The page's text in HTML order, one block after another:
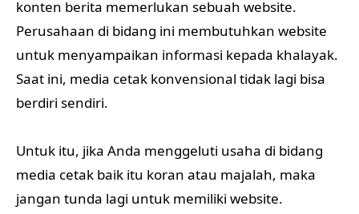
konten berita memerlukan sebuah website.
Perusahaan di bidang ini membutuhkan website
untuk menyampaikan informasi kepada khalayak.
Saat ini, media cetak konvensional tidak lagi bisa
berdiri sendiri.
Untuk itu, jika Anda menggeluti usaha di bidang
media cetak baik itu koran atau majalah, maka
jangan tunda lagi untuk memiliki website.